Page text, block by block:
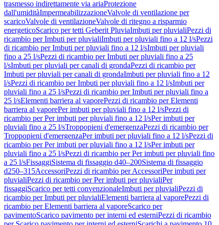
trasmesso indirettamente via ariaProtezione
dall'umiditàImpermeabilizzazioneValvole di ventilazione per
scaricoValvole di ventilazioneValvole di ritegno a risparmio
energeticoScarico per tetti Geberit PluviaImbuti per pluvialiPezzi di
ricambio per Imbuti per pluvialiImbuti per pluviali fino a 12 l/sPezzi
di ricambio per Imbuti per pluviali fino a 12 l/sImbuti per pluviali
fino a 25 l/sPezzi di ricambio per Imbuti per pluviali fino a 25
l/sImbuti per pluviali per canali di grondaPezzi di ricambio per
Imbuti per pluviali per canali di grondaImbuti per pluviali fino a 12
l/sPezzi di ricambio per Imbuti per pluviali fino a 12 l/sImbuti per
pluviali fino a 25 l/sPezzi di ricambio per Imbuti per pluviali fino a
25 l/sElementi barriera al vaporePezzi di ricambio per Elementi
barriera al vaporePer imbuti per pluviali fino a 12 l/sPezzi di
ricambio per Per imbuti per pluviali fino a 12 l/sPer imbuti per
pluviali fino a 25 l/sTroppopieni d'emergenzaPezzi di ricambio per
Troppopieni d'emergenzaPer imbuti per pluviali fino a 12 l/sPezzi di
ricambio per Per imbuti per pluviali fino a 12 l/sPer imbuti per
pluviali fino a 25 l/sPezzi di ricambio per Per imbuti per pluviali fino
a 25 l/sFissaggiSistema di fissaggio d40–200Sistema di fissaggio
d250–315AccessoriPezzi di ricambio per AccessoriPer imbuti per
pluvialiPezzi di ricambio per Per imbuti per pluvialiPer
fissaggiScarico per tetti convenzionaleImbuti per pluvialiPezzi di
ricambio per Imbuti per pluvialiElementi barriera al vaporePezzi di
ricambio per Elementi barriera al vaporeScarico per
pavimentoScarico pavimento per interni ed esterniPezzi di ricambio